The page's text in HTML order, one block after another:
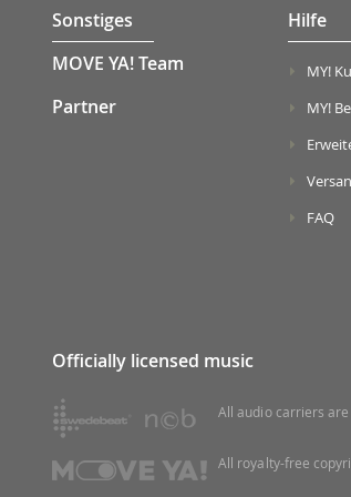
Sonstiges
MOVE YA! Team
Partner
Hilfe
MY!
MY!
FAQ
Officially licensed music
All audio carriers are
All royalty-free